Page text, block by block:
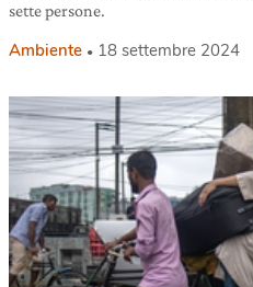
sette persone.
Ambiente 18 settembre 2024